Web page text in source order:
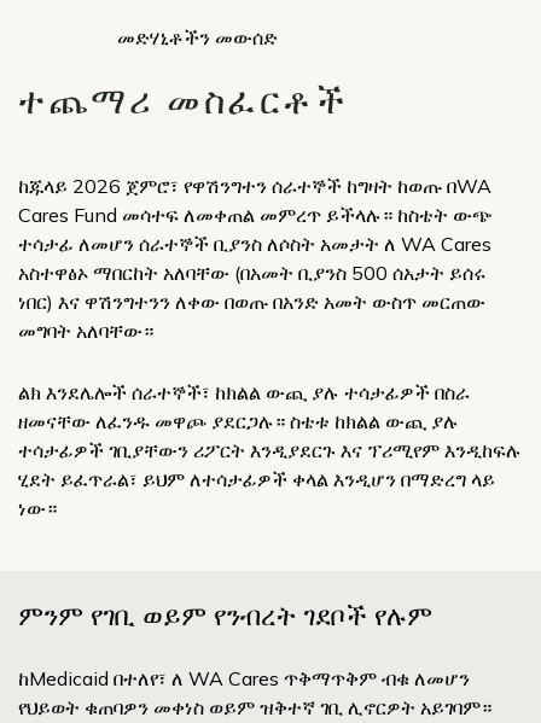
መድሃኒቶችን መውሰድ
ተጨማሪ መስፈርቶች
ከጁላይ 2026 ጀምሮ፣ የዋሽንግተን ሰራተኞች ከግዛት ከወጡ በWA
Cares Fund መሳተፍ ለመቀጠል መምረጥ ይችላሉ። ከስቴት ውጭ
ተሳታፊ ለመሆን ሰራተኞች ቢያንስ ለሶስት አመታት ለ WA Cares
አስተዋፅኦ ማበርከት አለባቸው (በአመት ቢያንስ 500 ሰአታት ይሰሩ
ነበር) እና ዋሽንግተንን ለቀው በወጡ በአንድ አመት ውስጥ መርጠው
መግባት አለባቸው።
ልክ እንደሌሎች ሰራተኞች፣ ከክልል ውጪ ያሉ ተሳታፊዎች በስራ
ዘመናቸው ለፈንዱ መዋጮ ያደርጋሉ። ስቴቱ ከክልል ውጪ ያሉ
ተሳታፊዎች ገቢያቸውን ሪፖርት እንዲያደርጉ እና ፕሪሚየም እንዲከፍሉ
ሂደት ይፈጥራል፣ ይህም ለተሳታፊዎች ቀላል እንዲሆን በማድረግ ላይ
ነው።
ምንም የገቢ ወይም የንብረት ገደቦች የሉም
ከMedicaid በተለየ፣ ለ WA Cares ጥቅማጥቅም ብቁ ለመሆን
የህይወት ቁጠባዎን መቀነስ ወይም ዝቅተኛ ገቢ ሊኖርዎት አይገባም።